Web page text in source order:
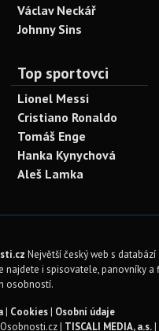
Václav Neckář
Johnny Sins
Top sportovci
Lionel Messi
Cristiano Ronaldo
Tomáš Enge
Hanka Kynychová
Aleš Lamka
Největší český web s
najdete i spisovatele, panovníky
osobností.
| Cookies| Osobní údaje
| TISCALI MEDIA, a.s.|